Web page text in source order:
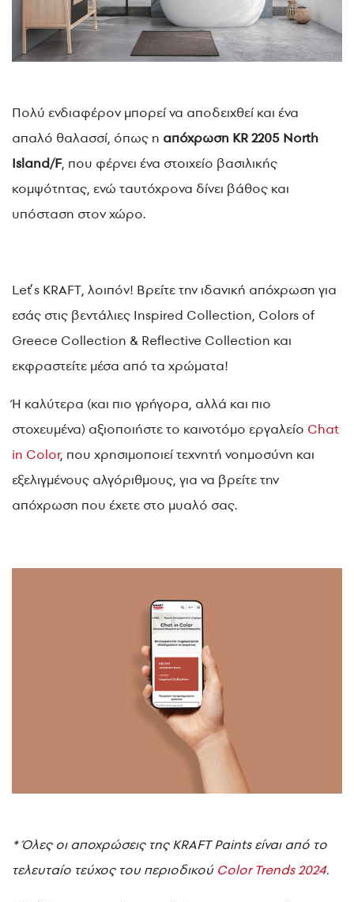
Πολύ ενδιαφέρον μπορεί να αποδειχθεί και ένα
απαλό θαλασσί, όπως η απόχρωση KR 2205 North
Island/F, που φέρνει ένα στοιχείο βασιλικής
κομψότητας, ενώ ταυτόχρονα δίνει βάθος και
υπόσταση στον χώρο.
Let’s KRAFT, λοιπόν! Βρείτε την ιδανική απόχρωση για
εσάς στις βεντάλιες Inspired Collection, Colors of
Greece Collection & Reflective Collection και
εκφραστείτε μέσα από τα χρώματα!
Ή καλύτερα (και πιο γρήγορα, αλλά και πιο
στοχευμένα) αξιοποιήστε το καινοτόμο εργαλείο Chat
in Color, που χρησιμοποιεί τεχνητή νοημοσύνη και
εξελιγμένους αλγόριθμους, για να βρείτε την
απόχρωση που έχετε στο μυαλό σας.
* Όλες οι αποχρώσεις της KRAFT Paints είναι από το
τελευταίο τεύχος του περιοδικού Color Trends 2024.